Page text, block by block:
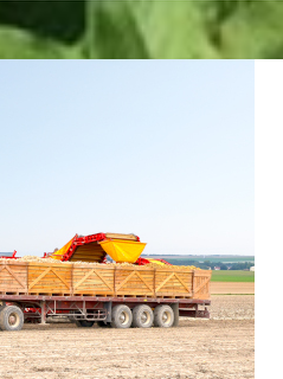
l’article